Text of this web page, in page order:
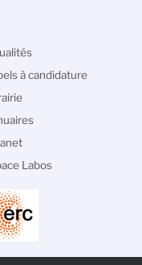
à candidature
Labos